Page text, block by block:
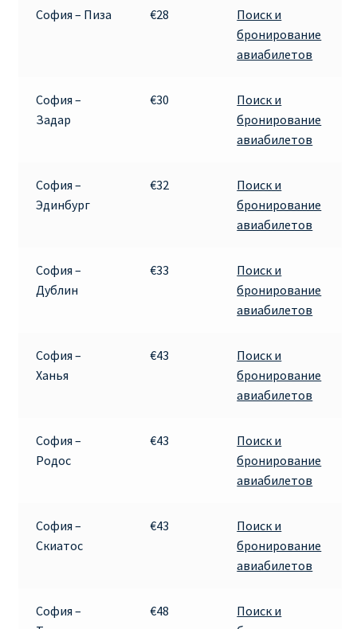
София – Пиза €28
Поиск и
бронирование
авиабилетов
София –
Задар
€30
Поиск и
бронирование
авиабилетов
София –
Эдинбург
€32
Поиск и
бронирование
авиабилетов
София –
Дублин
€33
Поиск и
бронирование
авиабилетов
София –
Ханья
€43
Поиск и
бронирование
авиабилетов
София –
Родос
€43
Поиск и
бронирование
авиабилетов
София –
Скиатос
€43
Поиск и
бронирование
авиабилетов
София –
€48
Поиск и